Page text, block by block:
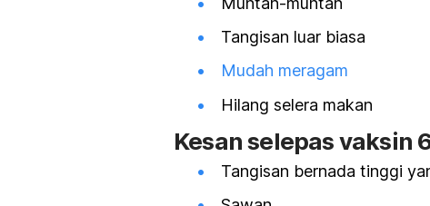
Tangisan luar biasa
Mudah meragam
Hilang selera makan
Kesan selepas vaksin
Tangisan bernada tinggi